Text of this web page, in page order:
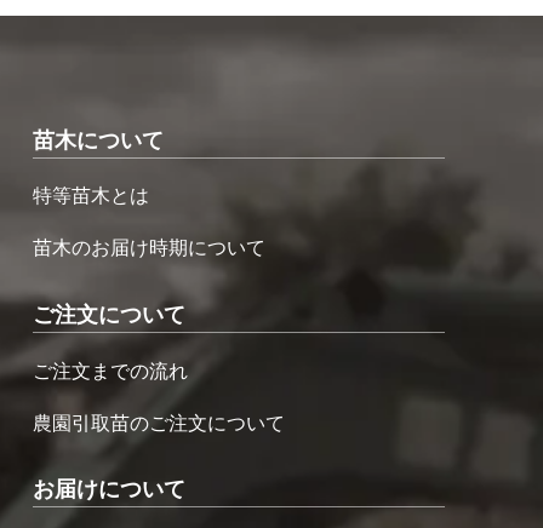
苗木について
特等苗木とは
苗木のお届け時期について
ご注文について
ご注文までの流れ
農園引取苗のご注文について
お届けについて